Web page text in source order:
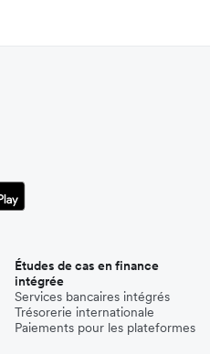
Études de cas en finance
intégrée
Services bancaires intégrés
Trésorerie internationale
Paiements pour les plateformes